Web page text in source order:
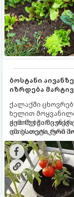
ბოსტანი
იზრდება
ქალაქში
ხელით
გემოზე უარი
იმისათვის, რომ
ყოველდღიურად
ბოსტნეულს
ქოთნებში
და ესთეტიკური
კულტურები
და როგორ